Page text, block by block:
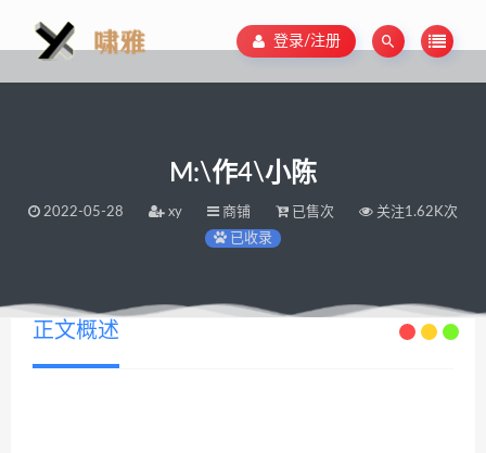
登录/注册
M:\作4\小陈
2022-05-28 xy 商铺 已售次
关注1.62K次
已收录
正文概述